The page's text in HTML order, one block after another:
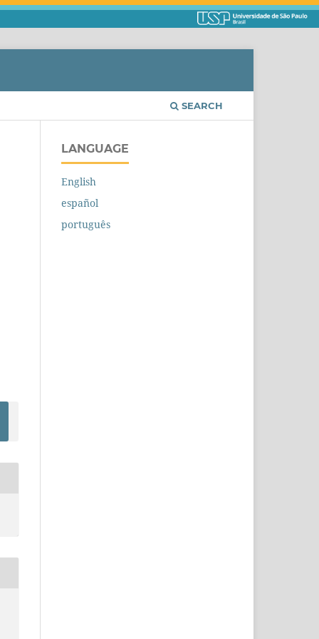
SEARCH
LANGUAGE
English
español
português